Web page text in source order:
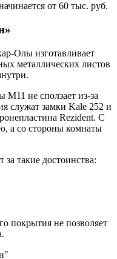
от 60 тыс. руб.
Олы изготавливает
металлических листов
не сползает из-за
служат замки Kale 252 и
Rezident. С
а со стороны комнаты
такие достоинства:
покрытия не позволяет